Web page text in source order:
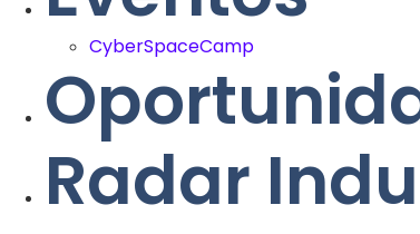
CyberSpaceCamp
Radar